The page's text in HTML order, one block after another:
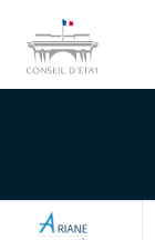
ARIANEWEB